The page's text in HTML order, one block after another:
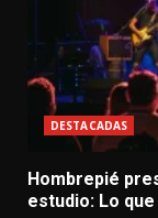
DESTACADAS
Hombrepié
estudio: Lo